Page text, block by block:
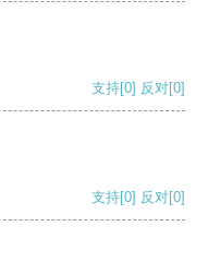
支持[0] 反对[0]
支持[0] 反对[0]